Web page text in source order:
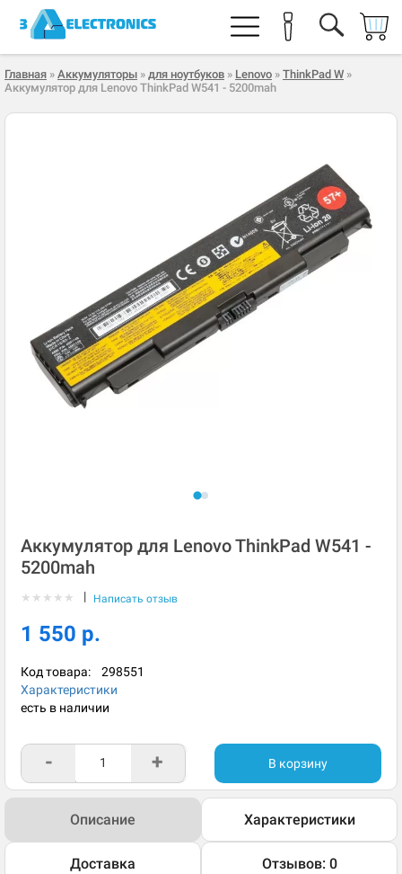
Главная » Аккумуляторы » для ноутбуков » Lenovo » ThinkPad W »
Аккумулятор для Lenovo ThinkPad W541 - 5200mah
Аккумулятор для Lenovo ThinkPad W541 -
5200mah
★ ★ ★ ★ ★ | Написать отзыв
1 550 р.
Код товара: 298551
Характеристики
есть в наличии
- + В корзину
Описание Характеристики
Доставка Отзывов: 0